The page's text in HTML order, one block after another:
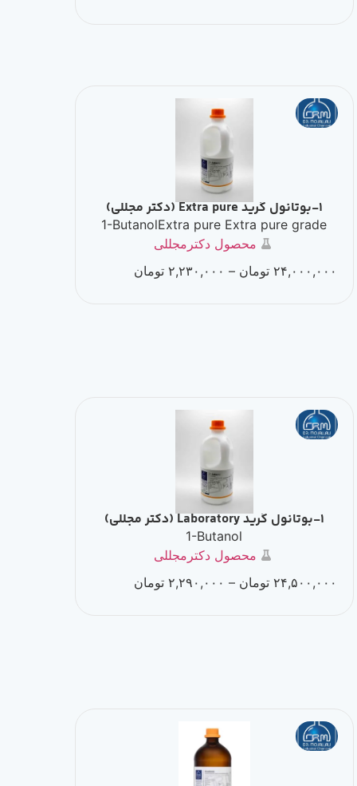
1-بوتانول گرید Extra pure (دکتر مجللی)
1-ButanolExtra pure Extra pure grade
محصول دکترمجللی
۲۴,۰۰۰,۰۰۰ تومان – ۲,۲۳۰,۰۰۰ تومان
1-بوتانول گرید Laboratory (دکتر مجللی)
1-Butanol
محصول دکترمجللی
۲۴,۵۰۰,۰۰۰ تومان – ۲,۲۹۰,۰۰۰ تومان